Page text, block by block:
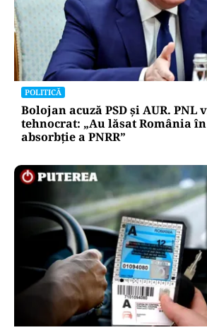
POLITICĂ
Bolojan acuză PSD și AUR. PNL
tehnocrat: „Au lăsat România
absorbţie a PNRR”